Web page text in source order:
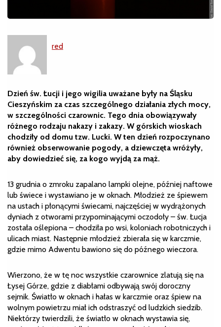
red
Dzień św. Łucji i jego wigilia uważane były na Śląsku
Cieszyńskim za czas szczególnego działania złych mocy,
w szczególności czarownic. Tego dnia obowiązywały
różnego rodzaju nakazy i zakazy. W górskich wioskach
chodziły od domu tzw. Lucki. W ten dzień rozpoczynano
również obserwowanie pogody, a dziewczęta wróżyły,
aby dowiedzieć się, za kogo wyjdą za mąż.
13 grudnia o zmroku zapalano lampki olejne, później naftowe
lub świece i wystawiano je w oknach. Młodzież ze śpiewem
na ustach i płonącymi świecami, najczęściej w wydrążonych
dyniach z otworami przypominającymi oczodoły – św. Łucja
została oślepiona – chodziła po wsi, koloniach robotniczych i
ulicach miast. Następnie młodzież zbierała się w karczmie,
gdzie mimo Adwentu bawiono się do późnego wieczora.
Wierzono, że w tę noc wszystkie czarownice zlatują się na
Łysej Górze, gdzie z diabłami odbywają swój doroczny
sejmik. Światło w oknach i hałas w karczmie oraz śpiew na
wolnym powietrzu miał ich odstraszyć od ludzkich siedzib.
Niektórzy twierdzili, że światło w oknach wystawia się,